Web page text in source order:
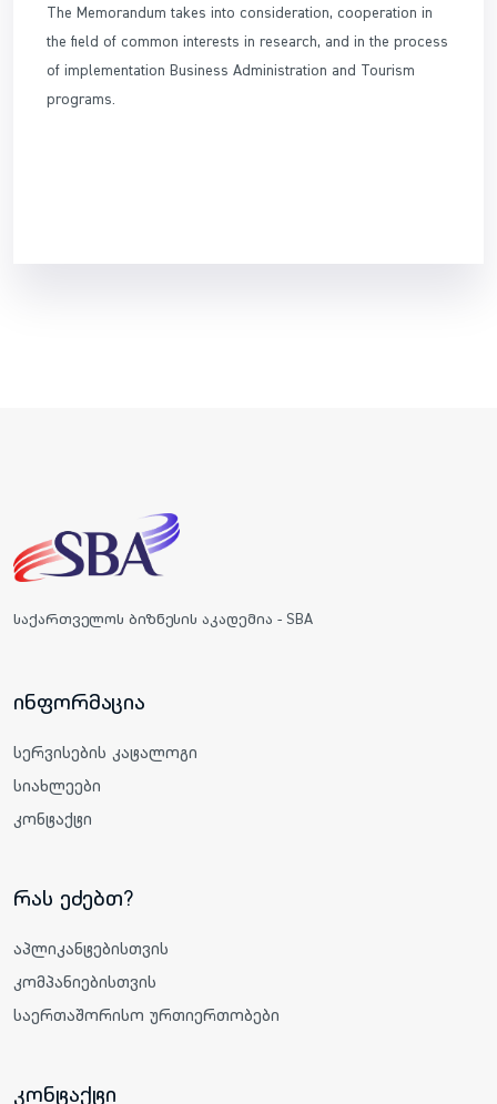
The Memorandum takes into consideration, cooperation in
the field of common interests in research, and in the process
of implementation Business Administration and Tourism
programs.
საქართველოს ბიზნესის აკადემია - SBA
ინფორმაცია
სერვისების კატალოგი
სიახლეები
კონტაქტი
რას ეძებთ?
აპლიკანტებისთვის
კომპანიებისთვის
საერთაშორისო ურთიერთობები
კონტაქტი